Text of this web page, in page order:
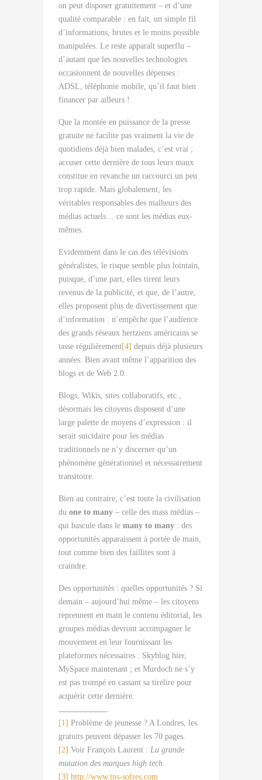
on peut disposer gratuitement – et d’une
qualité comparable : en fait, un simple fil
d’informations, brutes et le moins possible
manipulées. Le reste apparaît superflu –
d’autant que les nouvelles technologies
occasionnent de nouvelles dépenses :
ADSL, téléphonie mobile, qu’il faut bien
financer par ailleurs !
Que la montée en puissance de la presse
gratuite ne facilite pas vraiment la vie de
quotidiens déjà bien malades, c’est vrai ;
accuser cette dernière de tous leurs maux
constitue en revanche un raccourci un peu
trop rapide. Mais globalement, les
véritables responsables des malheurs des
médias actuels… ce sont les médias eux-
mêmes.
Evidemment dans le cas des télévisions
généralistes, le risque semble plus lointain,
puisque, d’une part, elles tirent leurs
revenus de la publicité, et que, de l’autre,
elles proposent plus de divertissement que
d’information : n’empêche que l’audience
des grands réseaux hertziens américains se
tasse régulièrement[4] depuis déjà plusieurs
années. Bien avant même l’apparition des
blogs et de Web 2.0.
Blogs, Wikis, sites collaboratifs, etc.,
désormais les citoyens disposent d’une
large palette de moyens d’expression : il
serait suicidaire pour les médias
traditionnels ne n’y discerner qu’un
phénomène générationnel et nécessairement
transitoire.
Bien au contraire, c’est toute la civilisation
du one to many – celle des mass médias –
qui bascule dans le many to many : des
opportunités apparaissent à portée de main,
tout comme bien des faillites sont à
craindre.
Des opportunités : quelles opportunités ? Si
demain – aujourd’hui même – les citoyens
reprennent en main le contenu éditorial, les
groupes médias devront accompagner le
mouvement en leur fournissant les
plateformes nécessaires : Skyblog hier,
MySpace maintenant ; et Murdoch ne s’y
est pas trompé en cassant sa tirelire pour
acquérir cette dernière.
[1] Problème de jeunesse ? A Londres, les
gratuits peuvent dépasser les 70 pages.
[2] Voir François Laurent : La grande
mutation des marques high tech
[3] http://www.tns-sofres.com